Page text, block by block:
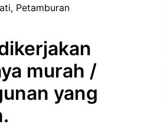
Petamburan
murah /
yang